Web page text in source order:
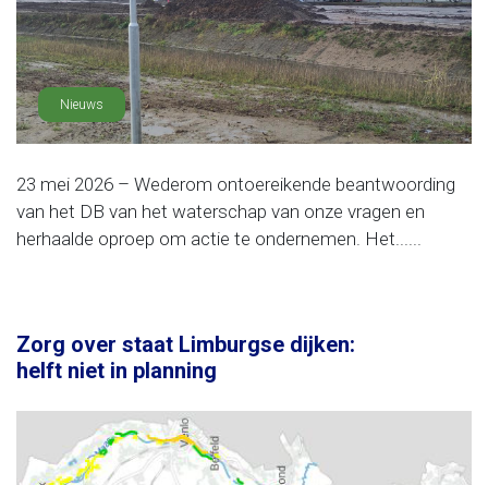
Nieuws
23 mei 2026 – Wederom ontoereikende beantwoording
van het DB van het waterschap van onze vragen en
herhaalde oproep om actie te ondernemen. Het......
Zorg over staat Limburgse dijken:
helft niet in planning